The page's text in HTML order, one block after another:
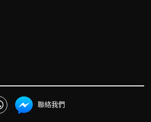
聯絡我們